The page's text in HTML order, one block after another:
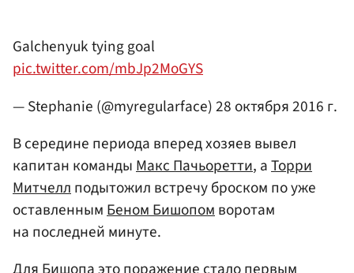
Galchenyuk tying goal
pic.twitter.com/mbJp2MoGYS
— Stephanie (@myregularface)28 октября 2016 г.
В середине периода вперед хозяев вывел
капитан командыМакс Пачьоретти, аТорри
Митчеллподытожил встречу броском по уже
оставленнымБеном Бишопомворотам
на последней минуте.